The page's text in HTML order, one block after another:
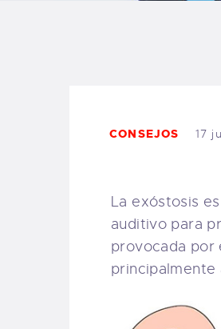
CONSEJOS 17
La exóstosis
auditivo para
provocada por
principalmente